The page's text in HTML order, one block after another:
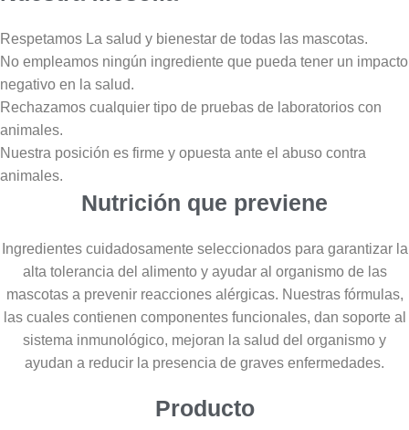
Respetamos La salud y bienestar de todas las mascotas.
No empleamos ningún ingrediente que pueda tener un impacto
negativo en la salud.
Rechazamos cualquier tipo de pruebas de laboratorios con
animales.
Nuestra posición es firme y opuesta ante el abuso contra
animales.
Nutrición que previene
Ingredientes cuidadosamente seleccionados para garantizar la
alta tolerancia del alimento y ayudar al organismo de las
mascotas a prevenir reacciones alérgicas. Nuestras fórmulas,
las cuales contienen componentes funcionales, dan soporte al
sistema inmunológico, mejoran la salud del organismo y
ayudan a reducir la presencia de graves enfermedades.
Producto